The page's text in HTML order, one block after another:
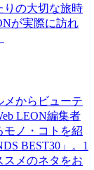
りの大切な旅時
が実際に訪れ
メからビューテ
LEON編集者
モノ・コトを紹
BEST30」。1
スメのネタをお